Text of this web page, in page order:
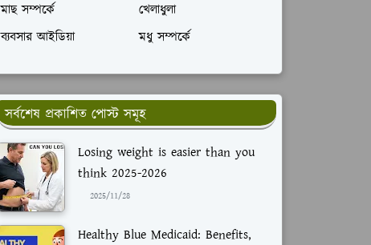
মাছ সম্পর্কে
খেলাধুলা
ব্যবসার আইডিয়া
মধু সম্পর্কে
সর্বশেষ প্রকাশিত পোস্ট সমূহ
Losing weight is easier than you
think 2025-2026
2025/11/28
Healthy Blue Medicaid: Benefits,